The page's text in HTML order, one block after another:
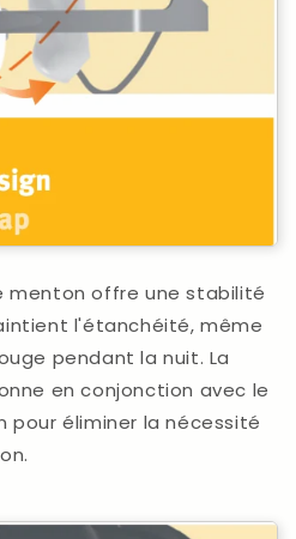
menton offre une stabilité
l'étanchéité, même
pendant la nuit. La
en conjonction avec le
pour éliminer la nécessité